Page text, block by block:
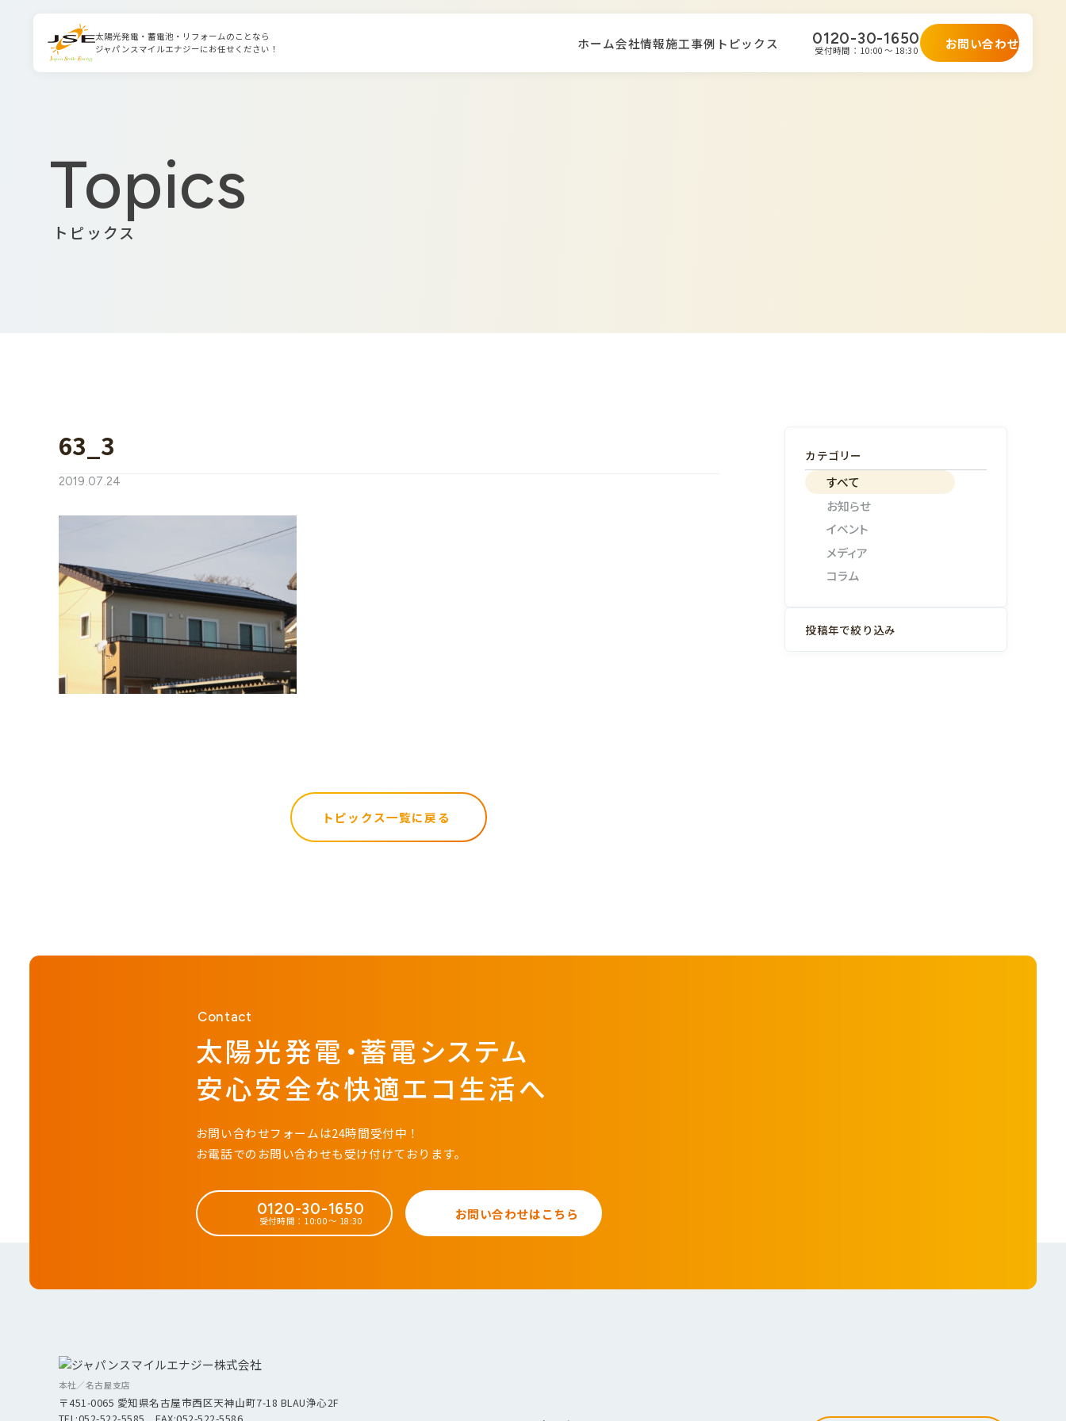
太陽光発電・蓄電池・リフォームのことなら
ジャパンスマイルエナジーにお任せください！
ホーム会社情報施工事例 トピックス 0120-30-1650
受付時間：10:00 ～ 18:30 お問い合わせ
Topics
トピックス
63_3
2019.07.24
トピックス一覧に戻る
カテゴリー
すべて
お知らせ
イベント
メディア
コラム
Contact
太陽光発電・蓄電システム
安心安全な快適エコ生活へ
お問い合わせフォームは24時間受付中！
お電話でのお問い合わせも受け付けております。
0120-30-1650
受付時間：10:00 ～ 18:30 お問い合わせはこちら
本社／名古屋支店
〒451-0065 愛知県名古屋市西区天神山町7-18 BLAU浄心2F
TEL:052-522-5585 FAX:052-522-5586